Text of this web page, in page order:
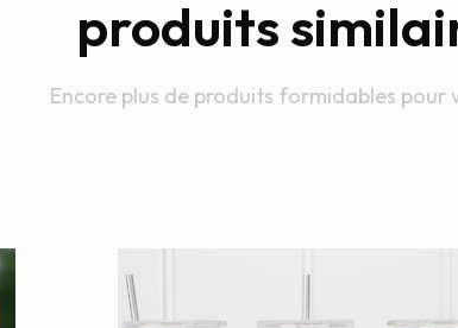
produits
Encore plus de produits formidables pour